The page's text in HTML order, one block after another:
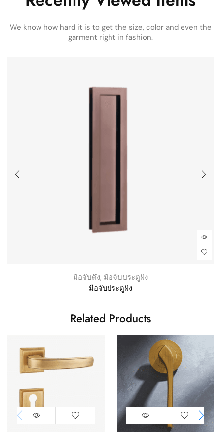
We know how hard it is to get the size, color and even the
garment right in fashion.
มือจับดึง, มือจับประตูฝัง
มือจับประตูฝัง
Related Products